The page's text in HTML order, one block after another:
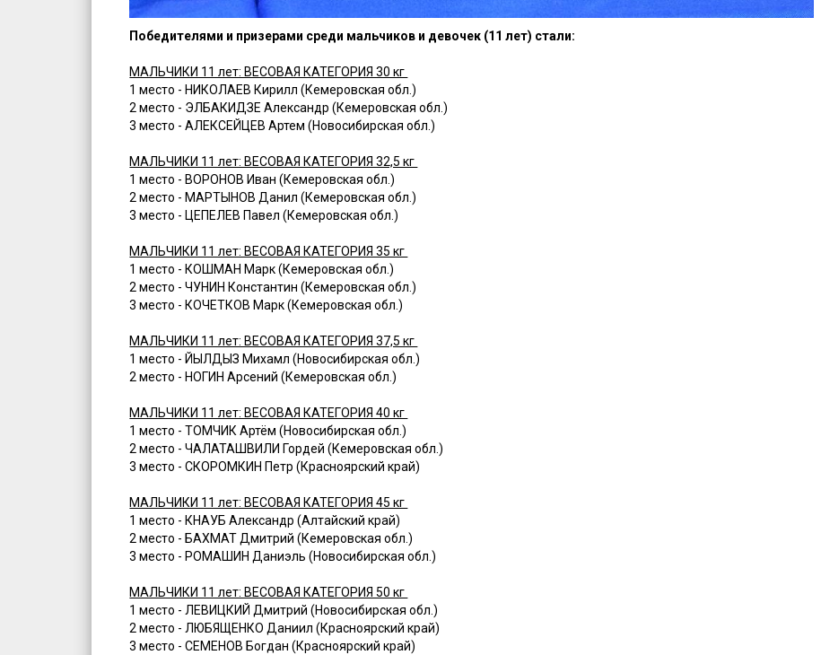
Победителями и призерами среди мальчиков и девочек (11 лет) стали:
МАЛЬЧИКИ 11 лет: ВЕСОВАЯ КАТЕГОРИЯ 30 кг
1 место - НИКОЛАЕВ Кирилл (Кемеровская обл.)
2 место - ЭЛБАКИДЗЕ Александр (Кемеровская обл.)
3 место - АЛЕКСЕЙЦЕВ Артем (Новосибирская обл.)
МАЛЬЧИКИ 11 лет: ВЕСОВАЯ КАТЕГОРИЯ 32,5 кг
1 место - ВОРОНОВ Иван (Кемеровская обл.)
2 место - МАРТЫНОВ Данил (Кемеровская обл.)
3 место - ЦЕПЕЛЕВ Павел (Кемеровская обл.)
МАЛЬЧИКИ 11 лет: ВЕСОВАЯ КАТЕГОРИЯ 35 кг
1 место - КОШМАН Марк (Кемеровская обл.)
2 место - ЧУНИН Константин (Кемеровская обл.)
3 место - КОЧЕТКОВ Марк (Кемеровская обл.)
МАЛЬЧИКИ 11 лет: ВЕСОВАЯ КАТЕГОРИЯ 37,5 кг
1 место - ЙЫЛДЫЗ Михамл (Новосибирская обл.)
2 место - НОГИН Арсений (Кемеровская обл.)
МАЛЬЧИКИ 11 лет: ВЕСОВАЯ КАТЕГОРИЯ 40 кг
1 место - ТОМЧИК Артём (Новосибирская обл.)
2 место - ЧАЛАТАШВИЛИ Гордей (Кемеровская обл.)
3 место - СКОРОМКИН Петр (Красноярский край)
МАЛЬЧИКИ 11 лет: ВЕСОВАЯ КАТЕГОРИЯ 45 кг
1 место - КНАУБ Александр (Алтайский край)
2 место - БАХМАТ Дмитрий (Кемеровская обл.)
3 место - РОМАШИН Даниэль (Новосибирская обл.)
МАЛЬЧИКИ 11 лет: ВЕСОВАЯ КАТЕГОРИЯ 50 кг
1 место - ЛЕВИЦКИЙ Дмитрий (Новосибирская обл.)
2 место - ЛЮБЯЩЕНКО Даниил (Красноярский край)
3 место - СЕМЕНОВ Богдан (Красноярский край)